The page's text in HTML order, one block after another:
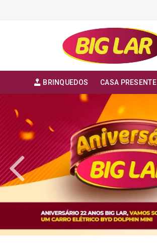
BRINQUEDOS CASA PRESENTE